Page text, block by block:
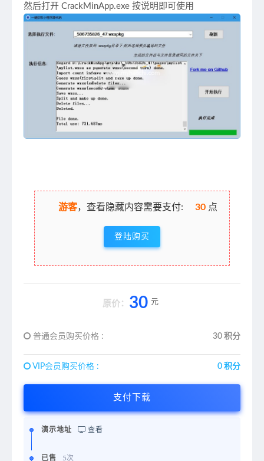
然后打开 CrackMinApp.exe 按说明即可使用
游客，查看隐藏内容需要支付: 30 点
登陆购买
原价： 30 元
普通会员购买价格 : 30 积分
VIP会员购买价格 : 0 积分
支付下载
演示地址 查看
已售 5次